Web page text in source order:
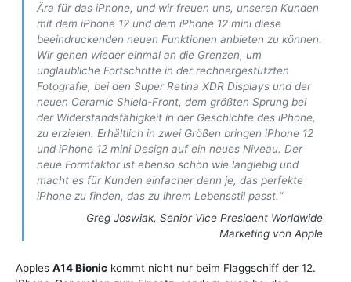
Ära für das iPhone, und wir freuen uns, unseren Kunden
mit dem iPhone 12 und dem iPhone 12 mini diese
beeindruckenden neuen Funktionen anbieten zu können.
Wir gehen wieder einmal an die Grenzen, um
unglaubliche Fortschritte in der rechnergestützten
Fotografie, bei den Super Retina XDR Displays und der
neuen Ceramic Shield-Front, dem größten Sprung bei
der Widerstandsfähigkeit in der Geschichte des iPhone,
zu erzielen. Erhältlich in zwei Größen bringen iPhone 12
und iPhone 12 mini Design auf ein neues Niveau. Der
neue Formfaktor ist ebenso schön wie langlebig und
macht es für Kunden einfacher denn je, das perfekte
iPhone zu finden, das zu ihrem Lebensstil passt.“
Greg Joswiak, Senior Vice President Worldwide
Marketing von Apple
Apples A14 Bionic kommt nicht nur beim Flaggschiff der 12.